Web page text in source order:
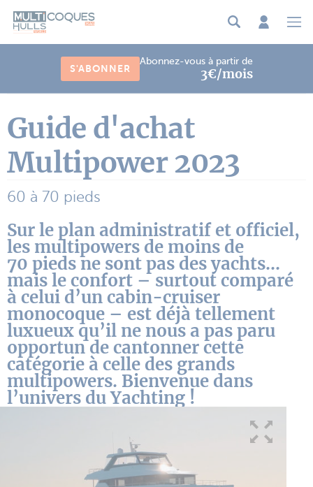
S'ABONNER
Abonnez-vous à partir de
3€/mois
Guide d'achat
Multipower 2023
60 à 70 pieds
Sur le plan administratif et officiel,
les multipowers de moins de
70 pieds ne sont pas des yachts…
mais le confort – surtout comparé
à celui d’un cabin-cruiser
monocoque – est déjà tellement
luxueux qu’il ne nous a pas paru
opportun de cantonner cette
catégorie à celle des grands
multipowers. Bienvenue dans
l’univers du Yachting !